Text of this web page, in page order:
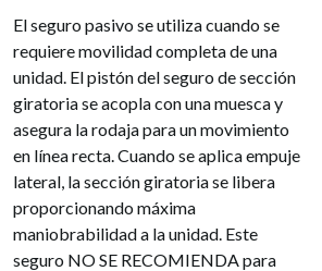
El seguro pasivo se utiliza cuando se
requiere movilidad completa de una
unidad. El pistón del seguro de sección
giratoria se acopla con una muesca y
asegura la rodaja para un movimiento
en línea recta. Cuando se aplica empuje
lateral, la sección giratoria se libera
proporcionando máxima
maniobrabilidad a la unidad. Este
seguro NO SE RECOMIENDA para